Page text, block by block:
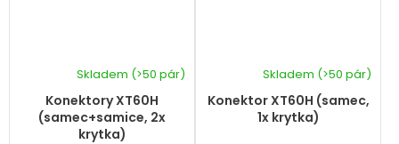
Konektory XT60H
(samec+samice, 2x
krytka)
Průměrné
hodnocení
produktu
Skladem (>50 pár)
Konektor XT60H (samec,
1x krytka)
Skladem (>50 pár)